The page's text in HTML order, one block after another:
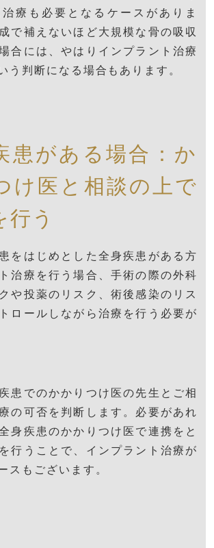
療も必要となるケースがありま
で補えないほど大規模な骨の吸収
合には、やはりインプラント治療
う判断になる場合もあります。
患がある場合：か
け医と相談の上で
行う
をはじめとした全身疾患がある方
治療を行う場合、手術の際の外科
や投薬のリスク、術後感染のリス
ロールしながら治療を行う必要が
患でのかかりつけ医の先生とご相
の可否を判断します。必要があれ
身疾患のかかりつけ医で連携をと
行うことで、インプラント治療が
スもございます。